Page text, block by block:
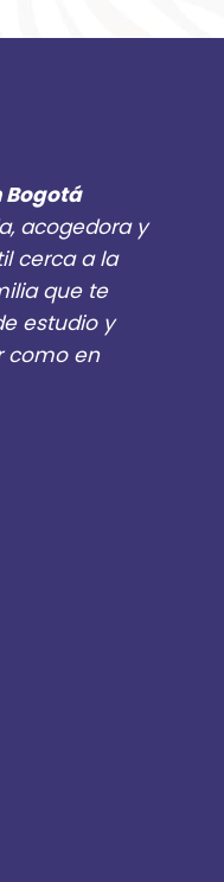
Bogotá
acogedora y
cerca a la
que te
estudio y
como en